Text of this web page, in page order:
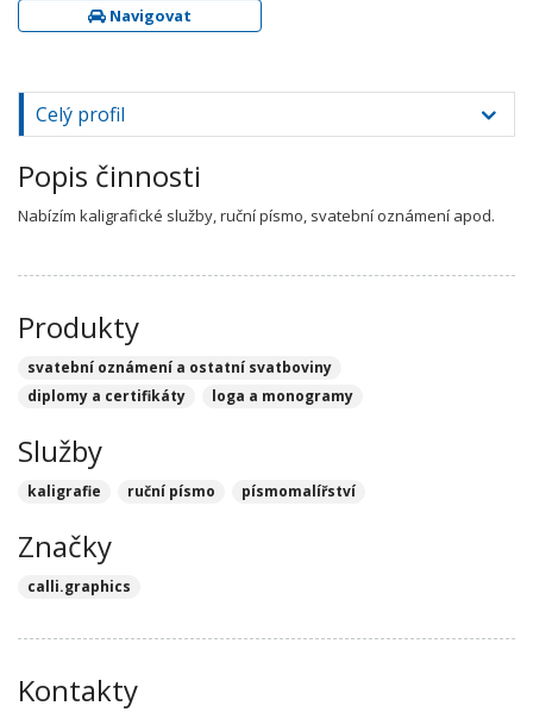
Navigovat
Celý profil
Popis činnosti
Nabízím kaligrafické služby, ruční písmo, svatební oznámení apod.
Produkty
svatební oznámení a ostatní svatboviny
diplomy a certifikáty
loga a monogramy
Služby
kaligrafie ruční písmo písmomalířství
Značky
calli.graphics
Kontakty